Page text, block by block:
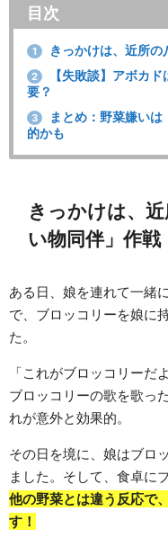
目次
1 きっかけは、近所
2
【失敗談】アボカ
要？
3
まとめ：野菜嫌い
的かも
きっかけは、
い物同伴」作戦
ある日、娘を連れて一緒
で、ブロッコリーを娘に
た。
「これがブロッコリーだ
ブロッコリーの歌を歌っ
れが意外と効果的。
その日を境に、娘はブロ
ました。そして、食卓に
他の野菜とは違う反応で
す！